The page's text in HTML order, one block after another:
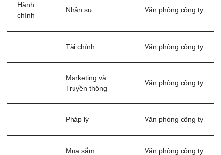
Hành
chính
Nhân sự Văn phòng công ty
Tài chính Văn phòng công ty
Marketing và
Truyền thông
Văn phòng công ty
Pháp lý Văn phòng công ty
Mua sắm Văn phòng công ty